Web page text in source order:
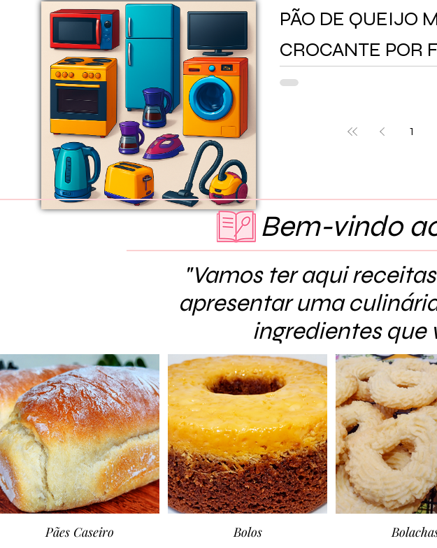
PÃO DE QUEIJO
CROCANTE POR
DENTRO E NÃO
1
Bem-vindo
"Vamos ter aqui
apresentar uma
ingredientes que
Pães Caseiro Bolos